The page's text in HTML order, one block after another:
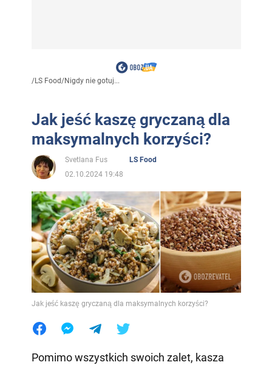
/LS Food/Nigdy nie gotuj...
Jak jeść kaszę gryczaną dla
maksymalnych korzyści?
Svetlana Fus
LS Food
02.10.2024 19:48
Jak jeść kaszę gryczaną dla maksymalnych korzyści?
Pomimo wszystkich swoich zalet, kasza